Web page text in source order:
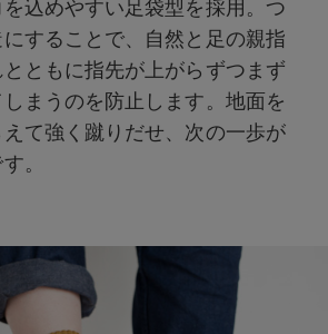
込めやすい足袋型を採用。つ
することで、自然と足の親指
ともに指先が上がらずつまず
まうのを防止します。地面を
えて強く蹴りだせ、次の一歩が
。